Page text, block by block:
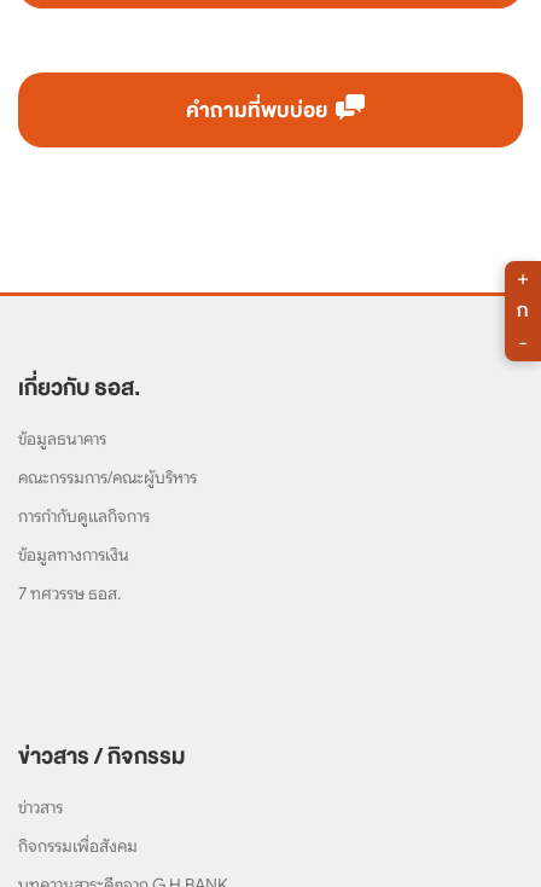
คำถามที่พบบ่อย
เกี่ยวกับ ธอส.
ข้อมูลธนาคาร
คณะกรรมการ/คณะผู้บริหาร
การกำกับดูแลกิจการ
ข้อมูลทางการเงิน
7 ทศวรรษ ธอส.
ข่าวสาร / กิจกรรม
ข่าวสาร
กิจกรรมเพื่อสังคม
+
ก
-